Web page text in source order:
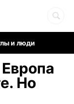
и люди
Но